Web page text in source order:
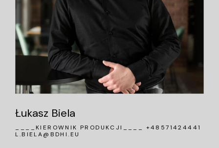
Łukasz Biela
____KIEROWNIK PRODUKCJI____ +48571424441
L.BIELA@BDHI.EU